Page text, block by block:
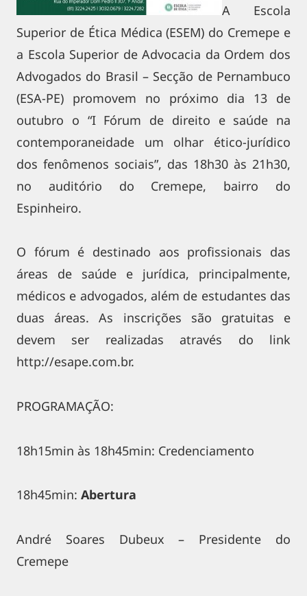
A Escola
Superior de Ética Médica (ESEM) do Cremepe e
a Escola Superior de Advocacia da Ordem dos
Advogados do Brasil – Secção de Pernambuco
(ESA-PE) promovem no próximo dia 13 de
outubro o “I Fórum de direito e saúde na
contemporaneidade um olhar ético-jurídico
dos fenômenos sociais”, das 18h30 às 21h30,
no auditório do Cremepe, bairro do
Espinheiro.
O fórum é destinado aos profissionais das
áreas de saúde e jurídica, principalmente,
médicos e advogados, além de estudantes das
duas áreas. As inscrições são gratuitas e
devem ser realizadas através do link
http://esape.com.br.
PROGRAMAÇÃO:
18h15min às 18h45min: Credenciamento
18h45min: Abertura
André Soares Dubeux – Presidente do
Cremepe